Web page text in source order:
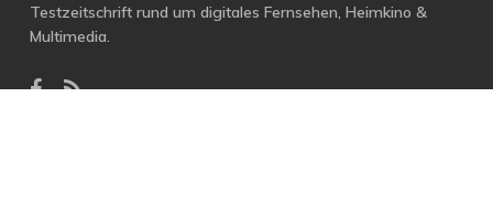
Testzeitschrift rund um digitales Fernsehen, Heimkino &
Multimedia.
facebook
RSS